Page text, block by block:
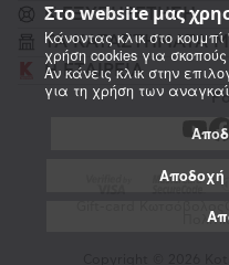
Στο website μας
Κάνοντας κλικ στο
χρήση cookies για
Αν κάνεις κλικ στην
για τη χρήση των
Αποδοχή
K ΕΞΥΠΗΡΕΤΗΣΗ
ΤΑ ΚΑΤΑΣΤΗΜΑΤΑ
Η ΕΤΑΙΡΕΙΑ
Copyright © 2026